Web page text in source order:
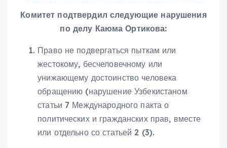
Комитет подтвердил следующие нарушения
по делу Каюма Ортикова:
Право не подвергаться пыткам или
жестокому, бесчеловечному или
унижающему достоинство человека
обращению (нарушение Узбекистаном
статьи 7 Международного пакта о
политических и гражданских прав, вместе
или отдельно со статьей 2 (3).